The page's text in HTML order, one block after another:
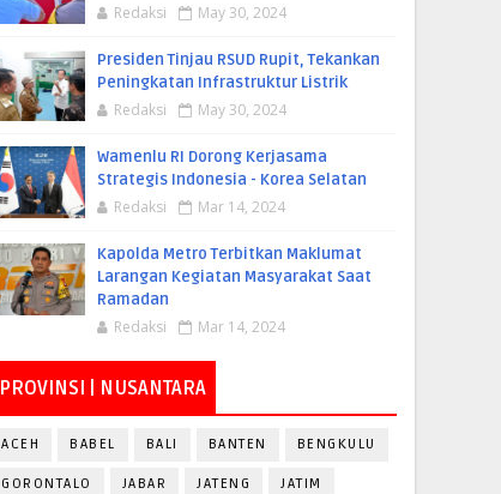
Redaksi May 30, 2024
Presiden Tinjau RSUD Rupit, Tekankan
Peningkatan Infrastruktur Listrik
Redaksi May 30, 2024
Wamenlu RI Dorong Kerjasama
Strategis Indonesia - Korea Selatan
Redaksi Mar 14, 2024
Kapolda Metro Terbitkan Maklumat
Larangan Kegiatan Masyarakat Saat
Ramadan
Redaksi Mar 14, 2024
PROVINSI | NUSANTARA
ACEH BABEL BALI BANTEN BENGKULU
GORONTALO JABAR JATENG JATIM